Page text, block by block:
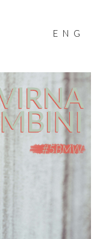
ENG